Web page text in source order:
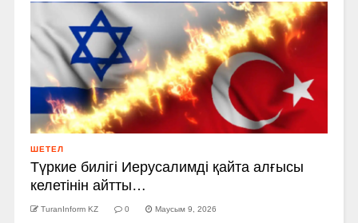
ШЕТЕЛ
Түркие билігі Иерусалимді қайта алғысы
келетінін айтты…
TuranInform KZ 0 Маусым 9, 2026